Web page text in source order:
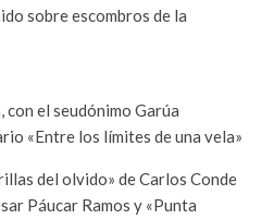
sobre escombros de la
con el seudónimo Garúa
«Entre los límites de una vela»
del olvido» de Carlos Conde
Páucar Ramos y «Punta